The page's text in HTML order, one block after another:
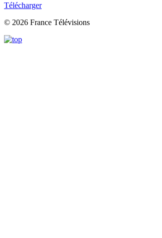
Télécharger
© 2026 France Télévisions